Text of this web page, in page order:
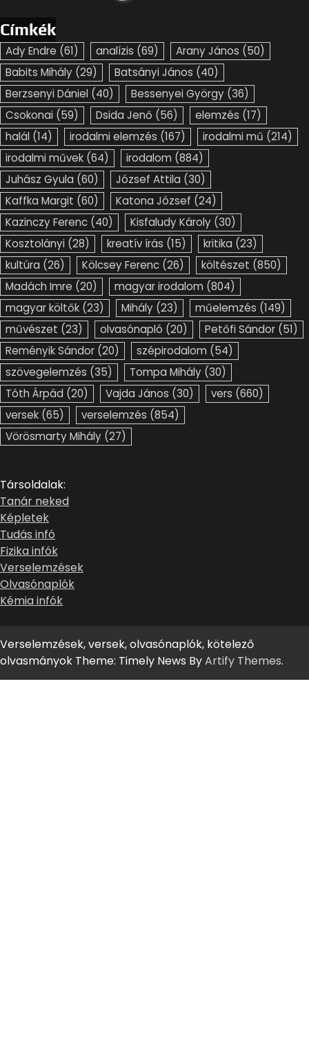
Címkék
Ady Endre (61) analízis (69) Arany János (50)
Babits Mihály (29) Batsányi János (40)
Berzsenyi Dániel (40) Bessenyei György (36)
Csokonai (59) Dsida Jenő (56) elemzés (17)
halál (14) irodalmi elemzés (167) irodalmi mű (214)
irodalmi művek (64) irodalom (884)
Juhász Gyula (60) József Attila (30)
Kaffka Margit (60) Katona József (24)
Kazinczy Ferenc (40) Kisfaludy Károly (30)
Kosztolányi (28) kreatív írás (15) kritika (23)
kultúra (26) Kölcsey Ferenc (26) költészet (850)
Madách Imre (20) magyar irodalom (804)
magyar költők (23) Mihály (23) műelemzés (149)
művészet (23) olvasónapló (20) Petőfi Sándor (51)
Reményik Sándor (20) szépirodalom (54)
szövegelemzés (35) Tompa Mihály (30)
Tóth Árpád (20) Vajda János (30) vers (660)
versek (65) verselemzés (854)
Vörösmarty Mihály (27)
Társoldalak:
Tanár neked
Képletek
Tudás infó
Fizika infók
Verselemzések
Olvasónaplók
Kémia infók
Verselemzések, versek, olvasónaplók, kötelező
olvasmányok Theme: Timely News ByArtify Themes.